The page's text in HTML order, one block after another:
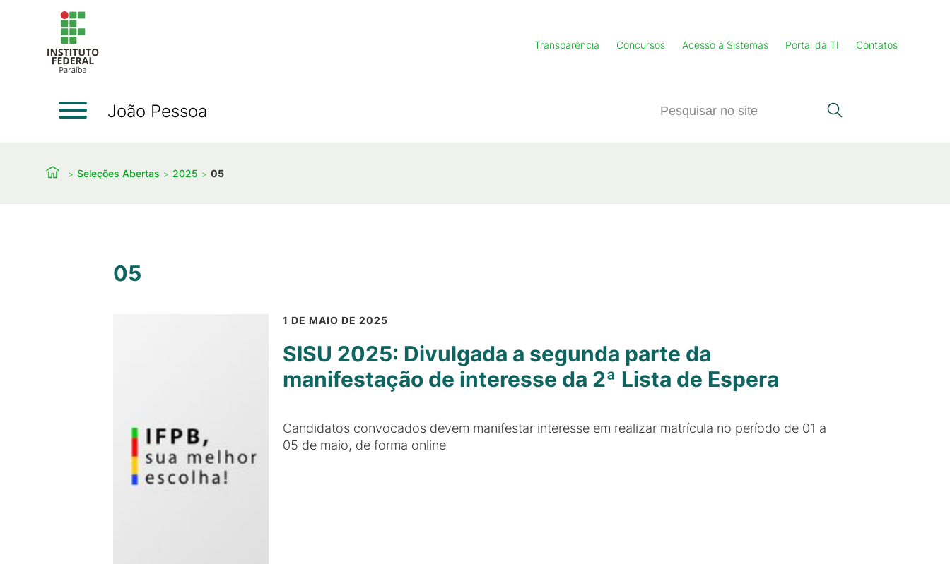
Transparência Concursos Acesso a Sistemas Portal da TI Contatos
João Pessoa
Seleções Abertas 2025 05
05
1 DE MAIO DE 2025
SISU 2025: Divulgada a segunda parte da
manifestação de interesse da 2ª Lista de Espera
Candidatos convocados devem manifestar interesse em realizar matrícula no período de 01 a
05 de maio, de forma online